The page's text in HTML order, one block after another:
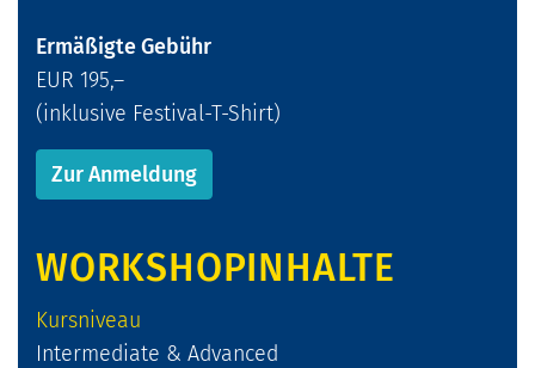
Ermäßigte Gebühr
EUR 195,–
(inklusive Festival-T-Shirt)
Zur Anmeldung
WORKSHOPINHALTE
Kursniveau
Intermediate & Advanced